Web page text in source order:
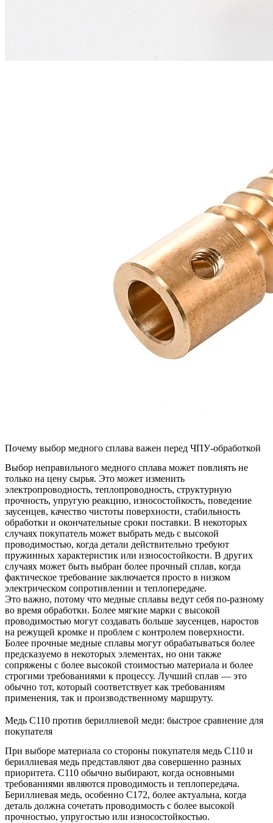
Почему выбор медного сплава важен перед ЧПУ-обработкой
Выбор неправильного медного сплава может повлиять не
только на цену сырья. Это может изменить
электропроводность, теплопроводность, структурную
прочность, упругую реакцию, износостойкость, поведение
заусенцев, качество чистоты поверхности, стабильность
обработки и окончательные сроки поставки. В некоторых
случаях покупатель может выбрать медь с высокой
проводимостью, когда детали действительно требуют
пружинных характеристик или износостойкости. В других
случаях может быть выбран более прочный сплав, когда
фактическое требование заключается просто в низком
электрическом сопротивлении и теплопередаче.
Это важно, потому что медные сплавы ведут себя по-разному
во время обработки. Более мягкие марки с высокой
проводимостью могут создавать больше заусенцев, наростов
на режущей кромке и проблем с контролем поверхности.
Более прочные медные сплавы могут обрабатываться более
предсказуемо в некоторых элементах, но они также
сопряжены с более высокой стоимостью материала и более
строгими требованиями к процессу. Лучший сплав — это
обычно тот, который соответствует как требованиям
применения, так и производственному маршруту.
Медь C110 против бериллиевой меди: быстрое сравнение для
покупателя
При выборе материала со стороны покупателя медь C110 и
бериллиевая медь представляют два совершенно разных
приоритета. C110 обычно выбирают, когда основными
требованиями являются проводимость и теплопередача.
Бериллиевая медь, особенно C172, более актуальна, когда
деталь должна сочетать проводимость с более высокой
прочностью, упругостью или износостойкостью.